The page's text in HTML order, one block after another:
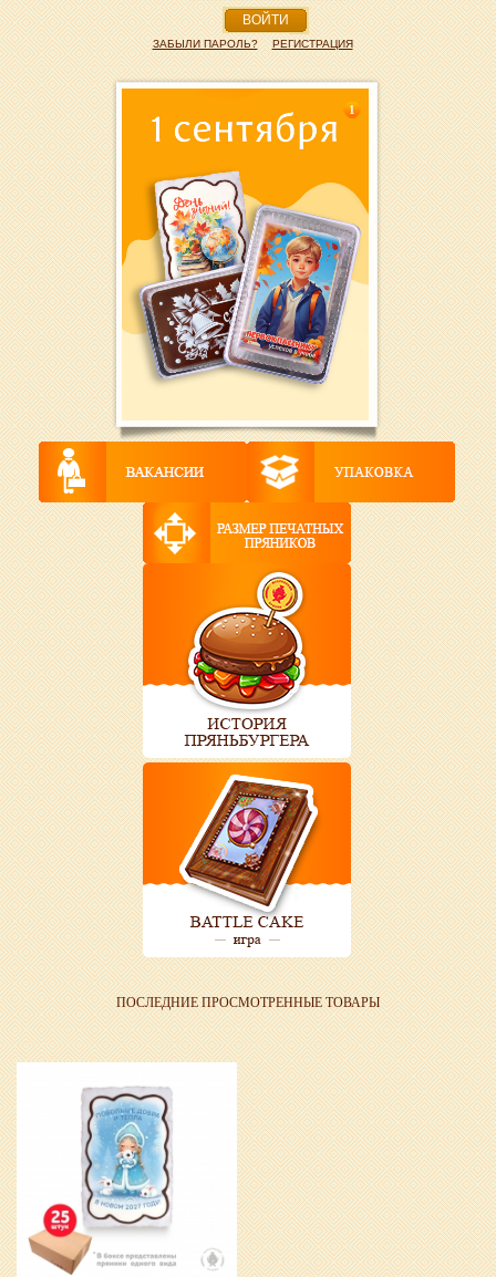
ВОЙТИ
ЗАБЫЛИ ПАРОЛЬ? РЕГИСТРАЦИЯ
1
ПОСЛЕДНИЕ ПРОСМОТРЕННЫЕ ТОВАРЫ